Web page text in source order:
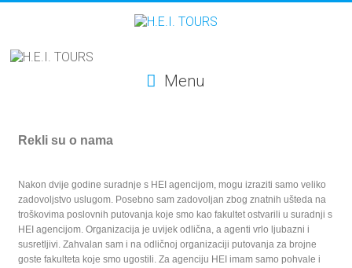
Menu
Rekli su o nama
Nakon dvije godine suradnje s HEI agencijom, mogu izraziti samo veliko
zadovoljstvo uslugom. Posebno sam zadovoljan zbog znatnih ušteda na
troškovima poslovnih putovanja koje smo kao fakultet ostvarili u suradnji s
HEI agencijom. Organizacija je uvijek odlična, a agenti vrlo ljubazni i
susretljivi. Zahvalan sam i na odličnoj organizaciji putovanja za brojne
goste fakulteta koje smo ugostili. Za agenciju HEI imam samo pohvale i